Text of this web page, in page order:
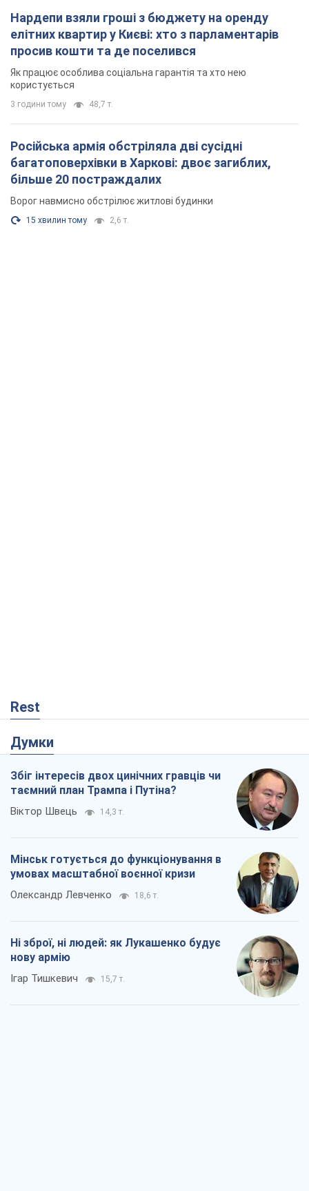
Нардепи взяли гроші з бюджету на оренду
елітних квартир у Києві: хто з парламентарів
просив кошти та де поселився
Як працює особлива соціальна гарантія та хто нею
користується
3 години тому 48,7 т.
Російська армія обстріляла дві сусідні
багатоповерхівки в Харкові: двоє загиблих,
більше 20 постраждалих
Ворог навмисно обстрілює житлові будинки
15 хвилин тому 2,6 т.
Rest
Думки
Збіг інтересів двох цинічних гравців чи
таємний план Трампа і Путіна?
Віктор Швець 14,3 т.
Мінськ готується до функціонування в
умовах масштабної воєнної кризи
Олександр Левченко 18,6 т.
Ні зброї, ні людей: як Лукашенко будує
нову армію
Ігар Тишкевич 15,7 т.